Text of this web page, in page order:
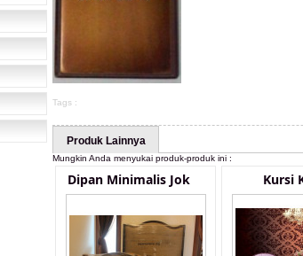
Tags :
Produk Lainnya
Mungkin Anda menyukai produk-produk ini :
Dipan Minimalis Jok Kursi